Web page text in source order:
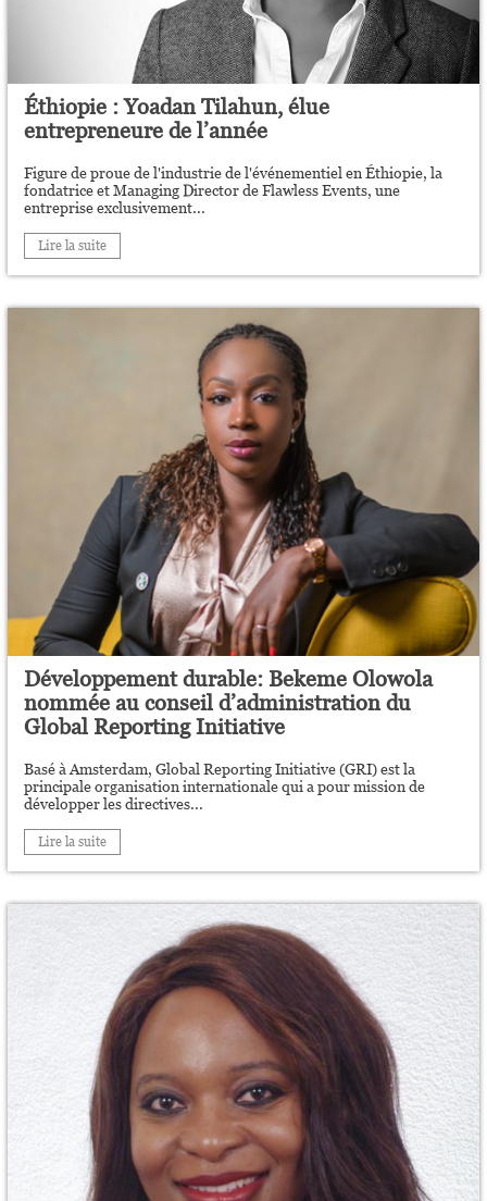
Éthiopie : Yoadan Tilahun, élue
entrepreneure de l’année
Figure de proue de l'industrie de l'événementiel en Éthiopie, la
fondatrice et Managing Director de Flawless Events, une
entreprise exclusivement...
Lire la suite
Développement durable: Bekeme Olowola
nommée au conseil d’administration du
Global Reporting Initiative
Basé à Amsterdam, Global Reporting Initiative (GRI) est la
principale organisation internationale qui a pour mission de
développer les directives...
Lire la suite